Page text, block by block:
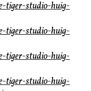
tiger-studio-huig-
tiger-studio-huig-
tiger-studio-huig-
tiger-studio-huig-